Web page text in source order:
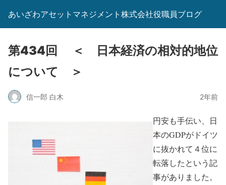
あいざわアセットマネジメント株式会社役職員ブログ
第434回 ＜ 日本経済の相対的地位
について ＞
信一郎 白木 2年前
円安も手伝い、日
本のGDPがドイツ
に抜かれて４位に
転落したという記
事がありました。